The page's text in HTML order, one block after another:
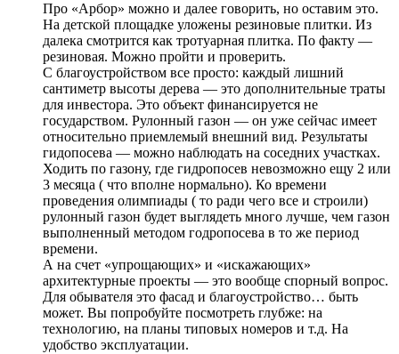
Про «Арбор» можно и далее говорить, но оставим это.
На детской площадке уложены резиновые плитки. Из
далека смотрится как тротуарная плитка. По факту —
резиновая. Можно пройти и проверить.
С благоустройством все просто: каждый лишний
сантиметр высоты дерева — это дополнительные траты
для инвестора. Это объект финансируется не
государством. Рулонный газон — он уже сейчас имеет
относительно приемлемый внешний вид. Результаты
гидопосева — можно наблюдать на соседних участках.
Ходить по газону, где гидропосев невозможно ещу 2 или
3 месяца ( что вполне нормально). Ко времени
проведения олимпиады ( то ради чего все и строили)
рулонный газон будет выглядеть много лучше, чем газон
выполненный методом годропосева в то же период
времени.
А на счет «упрощающих» и «искажающих»
архитектурные проекты — это вообще спорный вопрос.
Для обывателя это фасад и благоустройство… быть
может. Вы попробуйте посмотреть глубже: на
технологию, на планы типовых номеров и т.д. На
удобство эксплуатации.